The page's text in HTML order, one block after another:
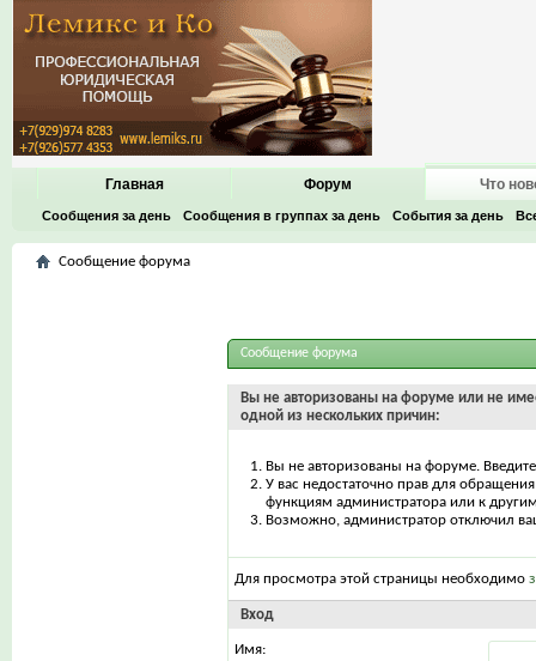
Главная Форум Что
Сообщения за день Сообщения в группах за день События за день
Сообщение форума
Сообщение форума
Вы не авторизованы на форуме или не
одной из нескольких причин:
Вы не авторизованы на форуме.
У вас недостаточно прав для
функциям администратора или к
Возможно, администратор отключил
Для просмотра этой страницы необходимо
Вход
Имя: